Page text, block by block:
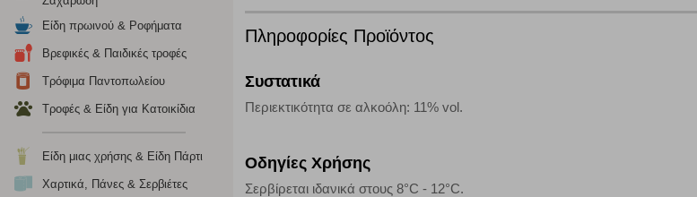
Είδη πρωινού & Ροφήματα
Βρεφικές & Παιδικές τροφές
Τρόφιμα Παντοπωλείου
Τροφές & Είδη για Κατοικίδια
Είδη μιας χρήσης & Είδη Πάρτι
Χαρτικά, Πάνες & Σερβιέτες
Πληροφορίες Προϊόντος
Συστατικά
Περιεκτικότητα σε αλκοόλη: 11% vol.
Οδηγίες Χρήσης
Σερβίρεται ιδανικά στους 8°C - 12°C.
Cookies στόχευσης
Η συγκεκριμένη κατηγορία cookies ρυθμίζεται από συνεργάτες μας (με αντικείμενο τη διαφήμιση) μέσω του
για τη δημιουργία ενός προφίλ των ενδιαφερόντων σας και για την εμφάνιση σχετικών διαφημίσεων σε άλλες
το πρόγραμμα περιήγησης και τη συσκευή σας. Αν δεν επιλέξετε τη συγκεκριμένη κατηγορία cookies, δεν θα
Cookies απόδοσης
Η συγκεκριμένη κατηγορία cookies μας δίνει τη δυνατότητα να ενημερωνόμαστε για την επισκεψιμότητα του
να γνωρίζουμε ποιες σελίδες είναι περισσότερο, ή λιγότερο δημοφιλείς και να βλέπουμε την αλληλεπίδραση